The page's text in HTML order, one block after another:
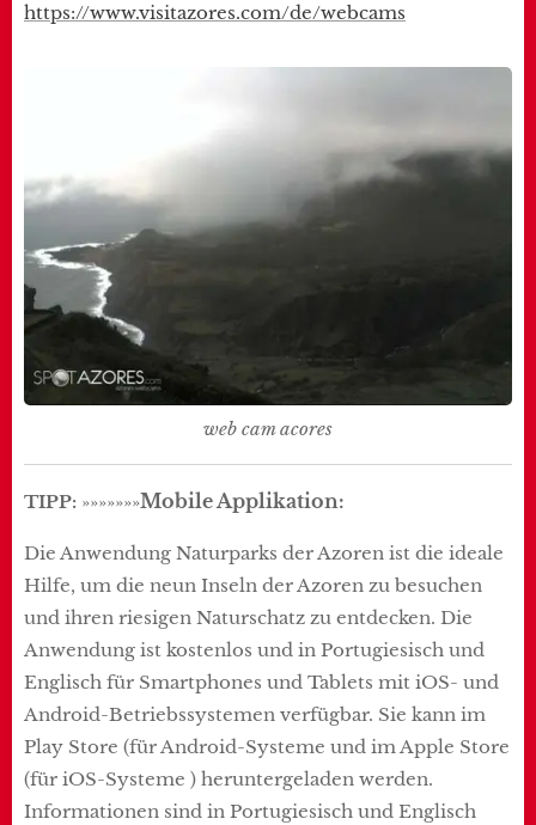
https://www.visitazores.com/de/webcams
web cam acores
TIPP: »»»»»»»Mobile Applikation:
Die Anwendung Naturparks der Azoren ist die ideale
Hilfe, um die neun Inseln der Azoren zu besuchen
und ihren riesigen Naturschatz zu entdecken. Die
Anwendung ist kostenlos und in Portugiesisch und
Englisch für Smartphones und Tablets mit iOS- und
Android-Betriebssystemen verfügbar. Sie kann im
Play Store (für Android-Systeme und im Apple Store
(für iOS-Systeme ) heruntergeladen werden.
Informationen sind in Portugiesisch und Englisch